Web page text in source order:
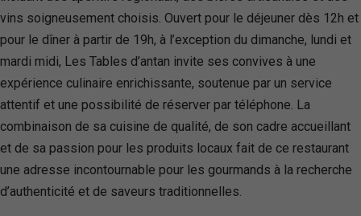
vins soigneusement choisis. Ouvert pour le déjeuner dès 12h et
pour le dîner à partir de 19h, à l’exception du dimanche, lundi et
mardi midi, Les Tables d’antan invite ses convives à une
expérience culinaire enrichissante, soutenue par un service
attentif et une possibilité de réserver par téléphone. La
combinaison de sa cuisine de qualité, de son cadre accueillant
et de sa passion pour les produits locaux fait de ce restaurant
une adresse incontournable pour les gourmands à la recherche
d’authenticité et de saveurs traditionnelles.